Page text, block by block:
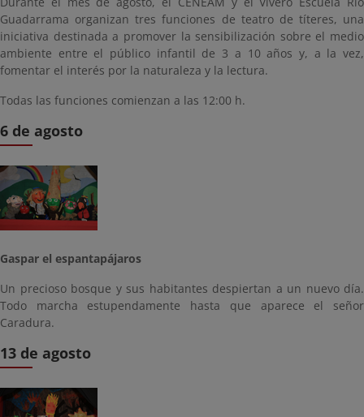
Guadarrama organizan tres funciones de teatro de títeres, una
iniciativa destinada a promover la sensibilización sobre el medio
ambiente entre el público infantil de 3 a 10 años y, a la vez,
fomentar el interés por la naturaleza y la lectura.
Todas las funciones comienzan a las 12:00 h.
6 de agosto
Gaspar el espantapájaros
Un precioso bosque y sus habitantes despiertan a un nuevo día.
Todo marcha estupendamente hasta que aparece el señor
Caradura.
13 de agosto